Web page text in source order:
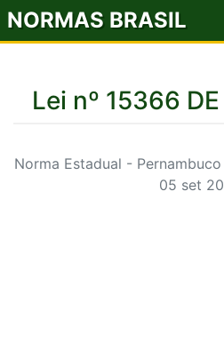
NORMAS BRASIL
Lei nº 15366
Norma Estadual -
05 set